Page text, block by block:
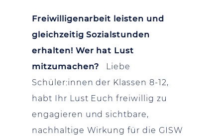
Freiwilligenarbeit leisten und
gleichzeitig Sozialstunden
erhalten! Wer hat Lust
mitzumachen?
Liebe
Schüler:innen der Klassen 8-12,
habt Ihr Lust Euch freiwillig zu
engagieren und sichtbare,
nachhaltige Wirkung für die GISW